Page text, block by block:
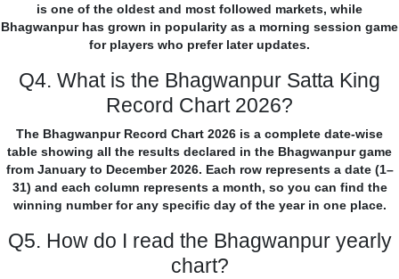
is one of the oldest and most followed markets, while
Bhagwanpur has grown in popularity as a morning session game
for players who prefer later updates.
Q4. What is the Bhagwanpur Satta King
Record Chart 2026?
The Bhagwanpur Record Chart 2026 is a complete date-wise
table showing all the results declared in the Bhagwanpur game
from January to December 2026. Each row represents a date (1–
31) and each column represents a month, so you can find the
winning number for any specific day of the year in one place.
Q5. How do I read the Bhagwanpur yearly
chart?